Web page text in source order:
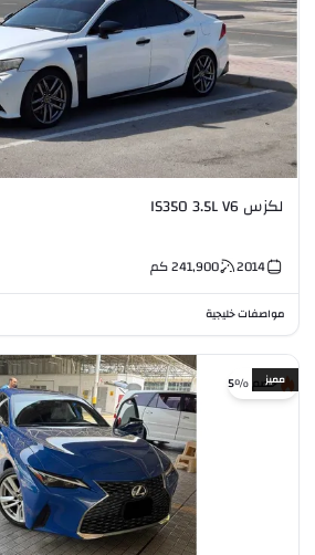
لكزس IS350 3.5L V6
2014
241,900كم
مواصفات خليجية
خصم %5مميز